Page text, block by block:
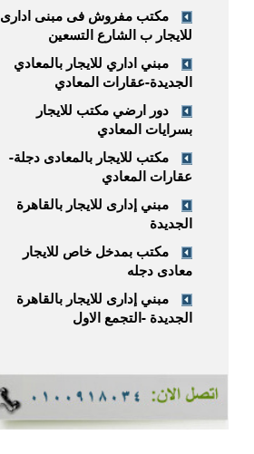
مكتب مفروش فى مبنى ادارى
للايجار ب الشارع التسعين
مبني اداري للايجار بالمعادي
الجديدة-عقارات المعادي
دور ارضي مكتب للايجار
بسرايات المعادي
مكتب للايجار بالمعادى دجلة-
عقارات المعادي
مبني إدارى للايجار بالقاهرة
الجديدة
مكتب بمدخل خاص للايجار
معادى دجله
مبني إدارى للايجار بالقاهرة
الجديدة -التجمع الاول